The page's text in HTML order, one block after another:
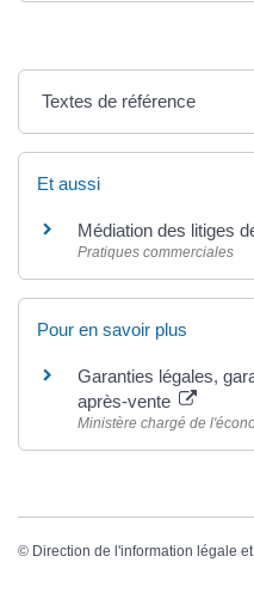
Textes de référence
Et aussi
Médiation des litiges
Pratiques commerciales
Pour en savoir plus
Garanties légales,
après-vente
Ministère chargé de
© Direction de l'information légale